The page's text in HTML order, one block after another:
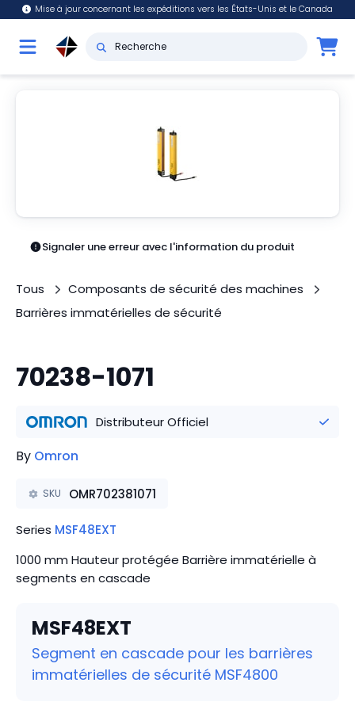
Mise à jour concernant les expéditions vers les États-Unis et le Canada
Signaler une erreur avec l'information du produit
Tous
Composants de sécurité des machines
Barrières immatérielles de sécurité
70238-1071
Distributeur Officiel
By Omron
SKU OMR702381071
Series MSF48EXT
1000 mm Hauteur protégée Barrière immatérielle à
segments en cascade
MSF48EXT
Segment en cascade pour les barrières
immatérielles de sécurité MSF4800